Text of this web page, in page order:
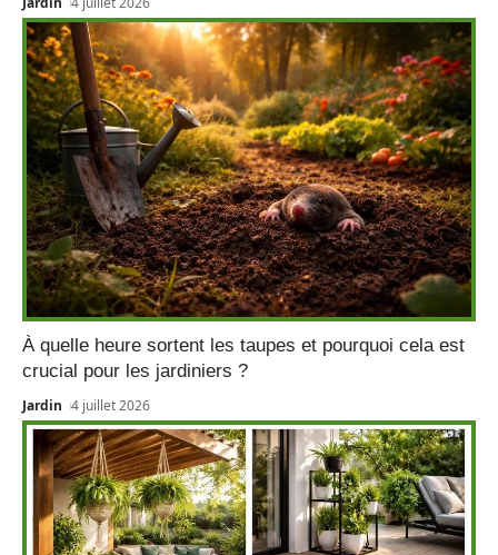
À quelle heure sortent les taupes et pourquoi cela est
crucial pour les jardiniers ?
Jardin 4 juillet 2026